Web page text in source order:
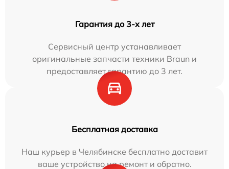
Гарантия до 3-х лет
Сервисный центр устанавливает
оригинальные запчасти техники Braun и
предоставляет гарантию до 3 лет.
Бесплатная доставка
Наш курьер в Челябинске бесплатно доставит
ваше устройство на ремонт и обратно.